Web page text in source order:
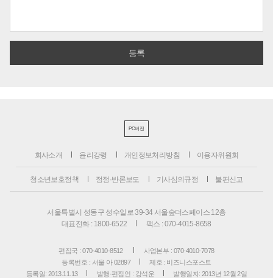
PC버전
회사소개 윤리강령 개인정보처리방침 이용자위원회
청소년보호정책 정정·반론보도 기사심의규정 불편신고
서울특별시 성동구 성수일로 39-34 서울숲더스페이스 12층
대표전화 : 1800-6522
팩스 : 070-4015-8658
편집국 : 070-4010-8512
사업본부 : 070-4010-7078
등록번호 : 서울 아 02897
제호 : 비즈니스포스트
등록일: 2013.11.13
발행·편집인 : 강석운 발행일자: 2013년 12월 2일